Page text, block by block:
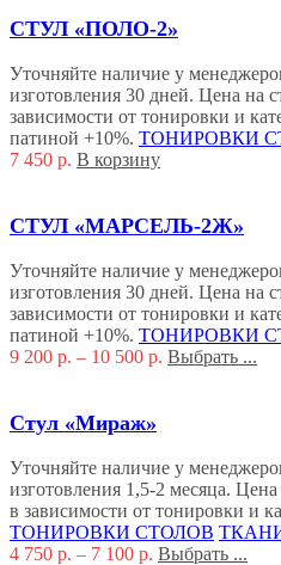
СТУЛ «ПОЛО-2»
Уточняйте наличие у
изготовления 30 дней. Цена на
зависимости от тонировки и
патиной +10%. ТОНИРОВКИ
7 450 р. В корзину
СТУЛ «МАРСЕЛЬ-2Ж»
Уточняйте наличие у
изготовления 30 дней. Цена на
зависимости от тонировки и
патиной +10%. ТОНИРОВКИ
9 200 р. – 10 500 р. Выбрать ...
Стул «Мираж»
Уточняйте наличие у
изготовления 1,5-2 месяца.
в зависимости от тонировки и
ТОНИРОВКИ СТОЛОВ
4 750 р. – 7 100 р. Выбрать ...